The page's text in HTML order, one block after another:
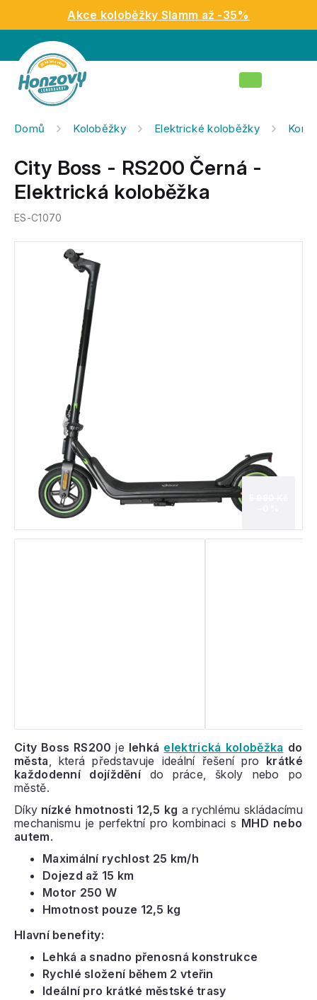
obsah
Akce koloběžky Slamm až -35%
Nákupní
Domů Koloběžky Elektrické koloběžky
City Boss - RS200 Černá -
Elektrická koloběžka
ES-C1070
City Boss RS200 je lehká elektrická koloběžka do
města, která představuje ideální řešení pro krátké
každodenní dojíždění do práce, školy nebo po
městě.
Díky nízké hmotnosti 12,5 kg a rychlému skládacímu
mechanismu je perfektní pro kombinaci s MHD nebo
autem.
Maximální rychlost 25 km/h
Dojezd až 15 km
Motor 250 W
Hmotnost pouze 12,5 kg
Hlavní benefity:
Lehká a snadno přenosná konstrukce
Rychlé složení během 2 vteřin
Ideální pro krátké městské trasy